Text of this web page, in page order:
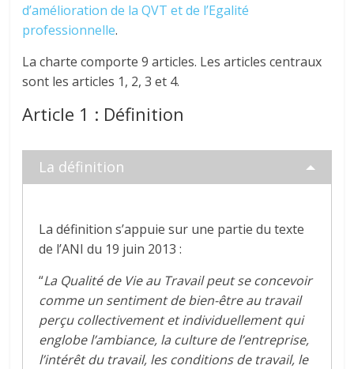
d’amélioration de la QVT et de l’Egalité
professionnelle.
La charte comporte 9 articles. Les articles centraux
sont les articles 1, 2, 3 et 4.
Article 1 : Définition
La définition
La définition s’appuie sur une partie du texte
de l’ANI du 19 juin 2013 :
“La Qualité de Vie au Travail peut se concevoir
comme un sentiment de bien-être au travail
perçu collectivement et individuellement qui
englobe l’ambiance, la culture de l’entreprise,
l’intérêt du travail, les conditions de travail, le